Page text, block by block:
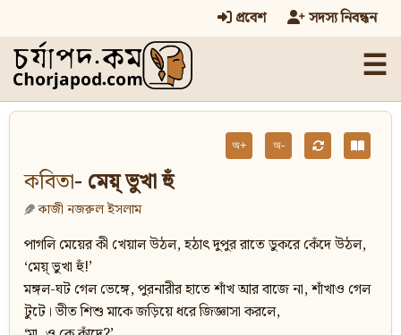
প্রবেশ সদস্য নিবন্ধন
☰
অ+ অ-
কবিতা- মেয়্ ভুখা হুঁ
কাজী নজরুল ইসলাম
পাগলি মেয়ের কী খেয়াল উঠল, হঠাৎ দুপুর রাতে ডুকরে কেঁদে উঠল,
‘মেয়্ ভুখা হুঁ!’
মঙ্গল-ঘট গেল ভেঙ্গে, পুরনারীর হাতে শাঁখ আর বাজে না, শাঁখাও গেল
টুটে। ভীত শিশু মাকে জড়িয়ে ধরে জিজ্ঞাসা করলে,